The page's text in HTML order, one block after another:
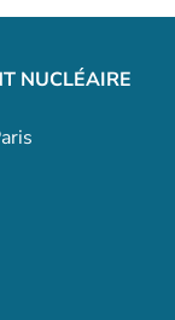
NUCLÉAIRE